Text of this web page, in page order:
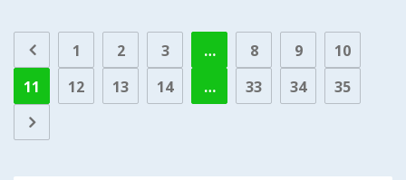
1 2 3 … 8 9
10
11
12 13 14 … 33 34 35